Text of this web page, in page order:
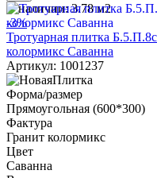
В наличии: 3.78 м2
-3%
Тротуарная плитка
колормикс Саванна
Артикул: 1001237
Форма/размер
Прямоугольная (600*300)
Фактура
Гранит колормикс
Цвет
Саванна